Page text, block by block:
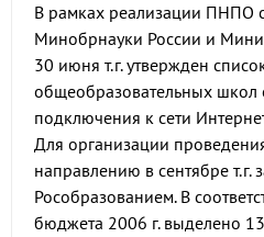
В рамках реализации ПНПО
Минобрнауки России и
30 июня т.г. утвержден
общеобразовательных школ
подключения к сети
Для организации
направлению в сентябре т.г.
Рособразованием. В
бюджета 2006 г. выделено